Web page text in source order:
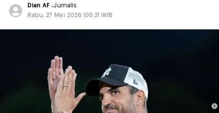
Dian AF,Jurnalis
Rabu, 27 Mei 2026 |05:21 WIB